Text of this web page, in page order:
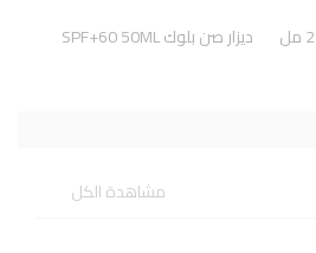
مومينتو صن بلوك لوشن250 مل ديزار صن بلوك SPF+60 50ML
مشاهدة الكل